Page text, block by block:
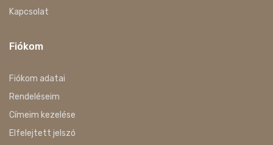
Kapcsolat
Fiókom
Fiókom adatai
Rendeléseim
Címeim kezelése
Elfelejtett jelszó